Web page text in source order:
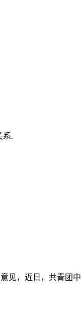
系.
，近日，共青团